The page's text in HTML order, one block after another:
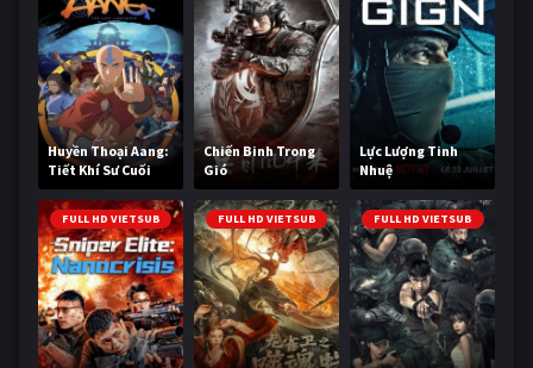
Huyền Thoại Aang:
Tiết Khí Sư Cuối
Cùng
Chiến Binh Trong
Gió
Lực Lượng Tinh
Nhuệ
FULL HD VIETSUB FULL HD VIETSUB FULL HD VIETSUB